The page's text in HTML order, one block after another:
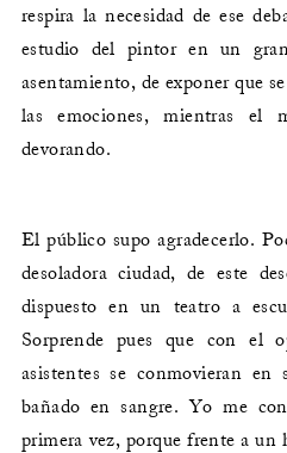
respira la necesidad de ese
estudio del pintor en un
asentamiento, de exponer que
las emociones, mientras el
devorando.
El público supo agradecerlo.
desoladora ciudad, de este
dispuesto en un teatro a
Sorprende pues que con el
asistentes se conmovieran
bañado en sangre. Yo me
primera vez, porque frente a un